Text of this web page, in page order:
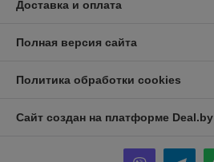
Доставка и оплата
Полная версия сайта
Политика обработки cookies
Сайт создан на платформе Deal.by